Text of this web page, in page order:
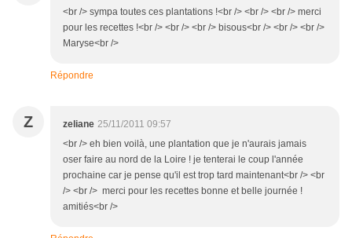
<br /> sympa toutes ces plantations !<br /> <br /> <br /> merci
pour les recettes !<br /> <br /> <br /> bisous<br /> <br /> <br />
Maryse<br />
Répondre
Z zeliane 25/11/2011 09:57
<br /> eh bien voilà, une plantation que je n'aurais jamais
oser faire au nord de la Loire ! je tenterai le coup l'année
prochaine car je pense qu'il est trop tard maintenant<br /> <br
/> <br /> merci pour les recettes bonne et belle journée !
amitiés<br />